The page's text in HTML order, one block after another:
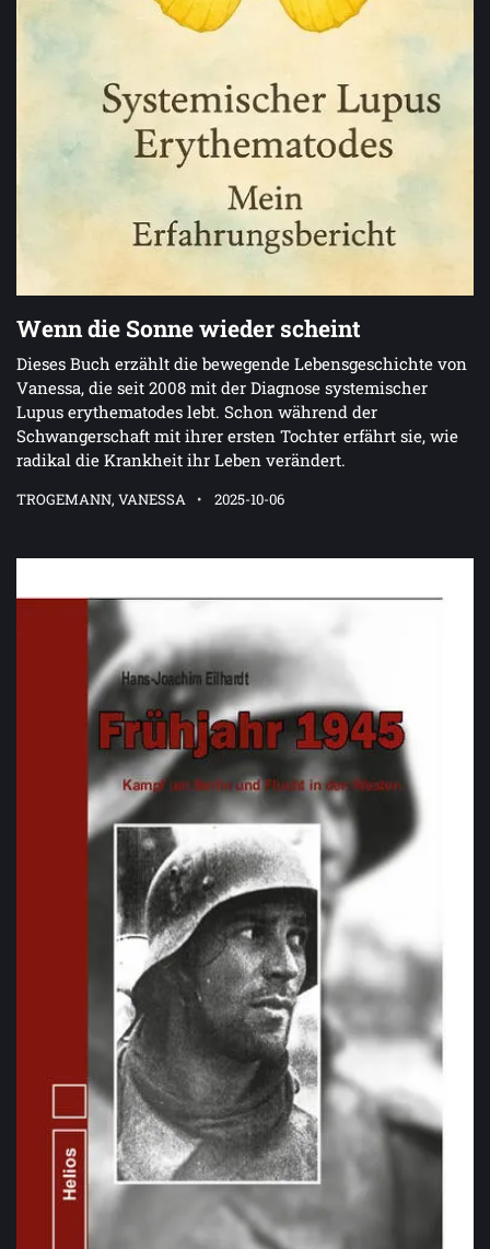
Wenn die Sonne wieder scheint
Dieses Buch erzählt die bewegende Lebensgeschichte von
Vanessa, die seit 2008 mit der Diagnose systemischer
Lupus erythematodes lebt. Schon während der
Schwangerschaft mit ihrer ersten Tochter erfährt sie, wie
radikal die Krankheit ihr Leben verändert.
TROGEMANN, VANESSA 2025-10-06